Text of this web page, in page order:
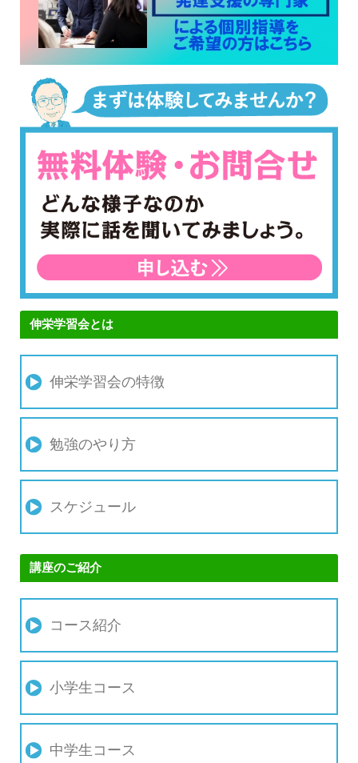
伸栄学習会とは
伸栄学習会の特徴
勉強のやり方
スケジュール
講座のご紹介
コース紹介
小学生コース
中学生コース